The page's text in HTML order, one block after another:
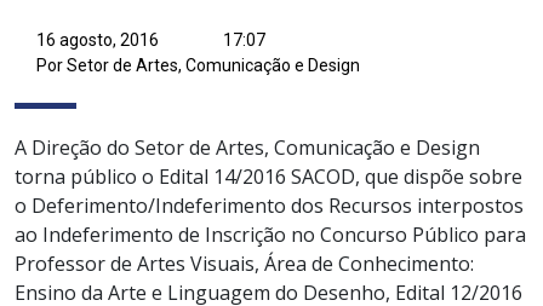
16 agosto, 2016
17:07
Por Setor de Artes, Comunicação e Design
A Direção do Setor de Artes, Comunicação e Design
torna público o Edital 14/2016 SACOD, que dispõe sobre
o Deferimento/Indeferimento dos Recursos interpostos
ao Indeferimento de Inscrição no Concurso Público para
Professor de Artes Visuais, Área de Conhecimento:
Ensino da Arte e Linguagem do Desenho, Edital 12/2016